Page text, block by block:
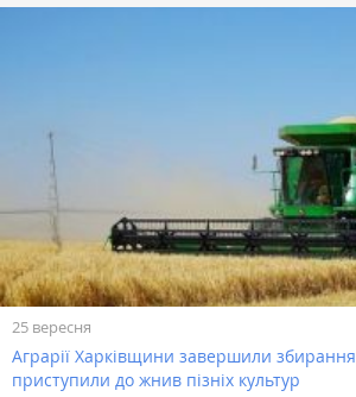
25 вересня
Аграрії Харківщини завершили
приступили до жнив пізніх культур